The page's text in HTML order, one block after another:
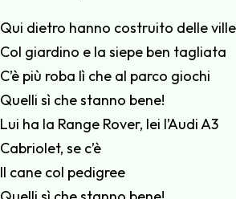
Qui dietro hanno costruito delle
Col giardino e la siepe ben tagliata
C’è più roba lì che al parco giochi
Quelli sì che stanno bene!
Lui ha la Range Rover, lei l’Audi A3
Cabriolet, se c’è
Il cane col pedigree